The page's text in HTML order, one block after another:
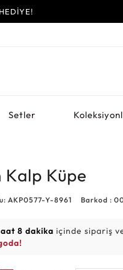
HEDİYE!
Setler
Kalp Küpe
AKP0577-Y-8961 Barkod :
8 dakika içinde sipariş